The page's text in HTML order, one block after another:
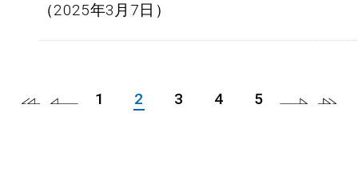
（2025年3月7日）
1 2 3 4 5